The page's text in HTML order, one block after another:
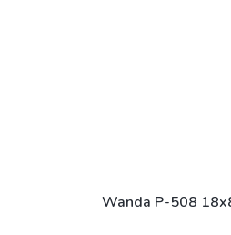
Wanda P-508